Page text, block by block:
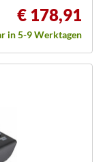
€ 178,91
in 5-9 Werktagen